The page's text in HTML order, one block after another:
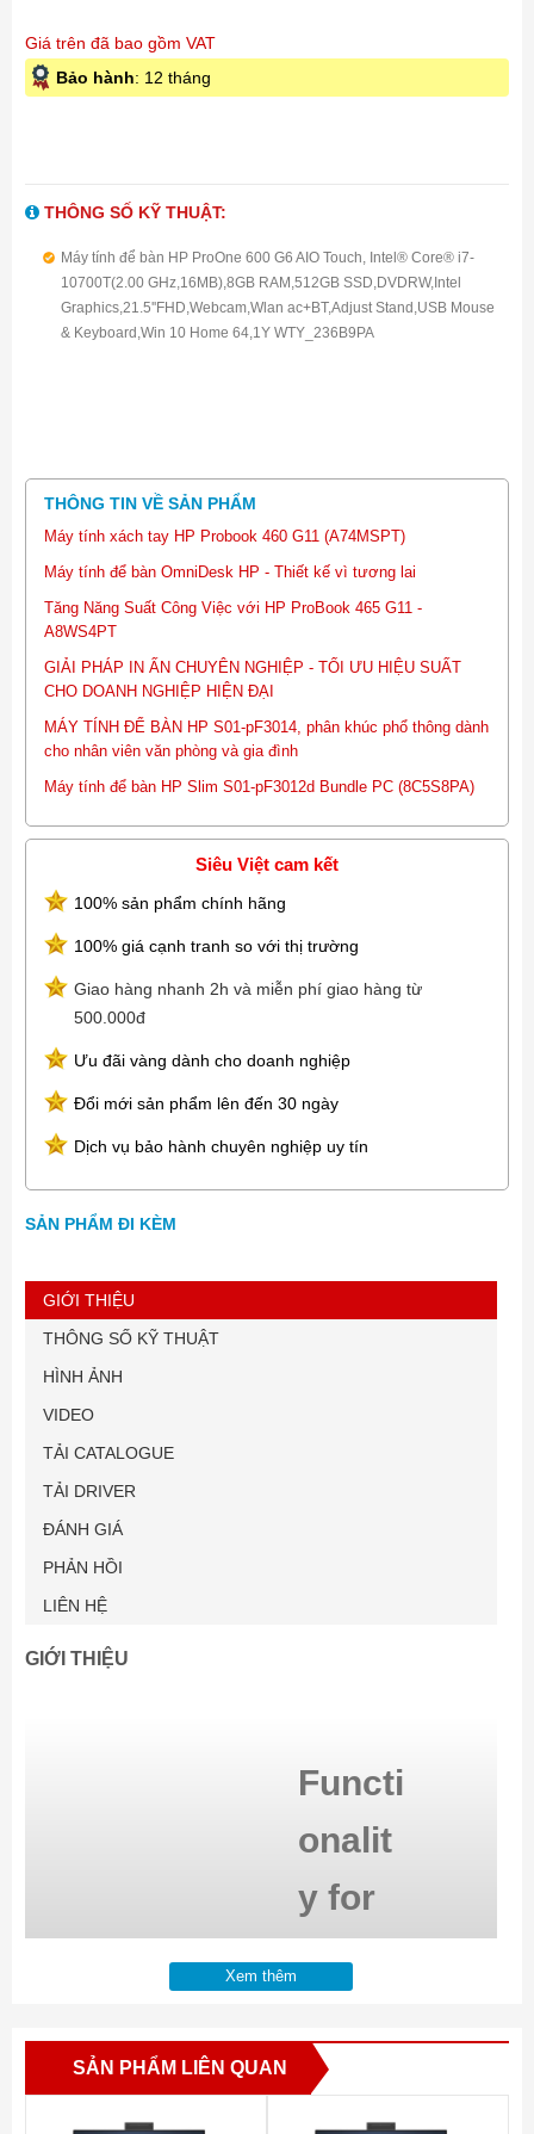
Giá trên đã bao gồm VAT
Bảo hành: 12 tháng
THÔNG SỐ KỸ THUẬT:
Máy tính để bàn HP ProOne 600 G6 AIO Touch, Intel® Core® i7-
10700T(2.00 GHz,16MB),8GB RAM,512GB SSD,DVDRW,Intel
Graphics,21.5''FHD,Webcam,Wlan ac+BT,Adjust Stand,USB Mouse
& Keyboard,Win 10 Home 64,1Y WTY_236B9PA
THÔNG TIN VỀ SẢN PHẨM
Máy tính xách tay HP Probook 460 G11 (A74MSPT)
Máy tính để bàn OmniDesk HP - Thiết kế vì tương lai
Tăng Năng Suất Công Việc với HP ProBook 465 G11 -
A8WS4PT
GIẢI PHÁP IN ẤN CHUYÊN NGHIỆP - TỐI ƯU HIỆU SUẤT
CHO DOANH NGHIỆP HIỆN ĐẠI
MÁY TÍNH ĐỂ BÀN HP S01-pF3014, phân khúc phổ thông dành
cho nhân viên văn phòng và gia đình
Máy tính để bàn HP Slim S01-pF3012d Bundle PC (8C5S8PA)
Siêu Việt cam kết
100% sản phẩm chính hãng
100% giá cạnh tranh so với thị trường
Giao hàng nhanh 2h và miễn phí giao hàng từ
500.000đ
Ưu đãi vàng dành cho doanh nghiệp
Đổi mới sản phẩm lên đến 30 ngày
Dịch vụ bảo hành chuyên nghiệp uy tín
SẢN PHẨM ĐI KÈM
GIỚI THIỆU
THÔNG SỐ KỸ THUẬT
HÌNH ẢNH
VIDEO
TẢI CATALOGUE
TẢI DRIVER
ĐÁNH GIÁ
PHẢN HỒI
LIÊN HỆ
GIỚI THIỆU
Functi
onalit
y for
the
device
world
Xem thêm
SẢN PHẨM LIÊN QUAN